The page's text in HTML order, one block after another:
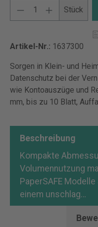
Stück
Artikel-Nr.: 1637300
Sorgen in Klein- und
Datenschutz bei der
wie Kontoauszüge und
mm, bis zu 10 Blatt,
Beschreibung
Kompakte
Volumennutzung
PaperSAFE
einem unschlag…